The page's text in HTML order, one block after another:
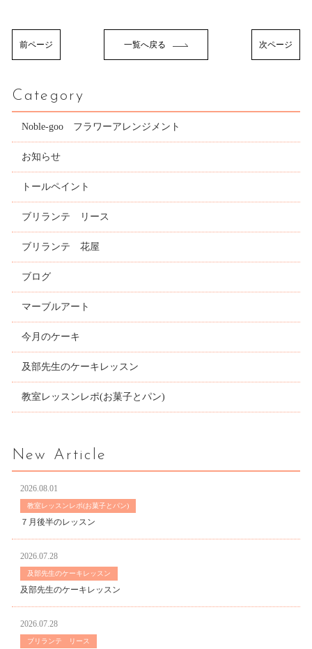
前ページ 一覧へ戻る 次ページ
Category
Noble-goo フラワーアレンジメント
お知らせ
トールペイント
ブリランテ リース
ブリランテ 花屋
ブログ
マーブルアート
今月のケーキ
及部先生のケーキレッスン
教室レッスンレポ(お菓子とパン)
New Article
2026.08.01
教室レッスンレポ(お菓子とパン)
７月後半のレッスン
2026.07.28
及部先生のケーキレッスン
及部先生のケーキレッスン
2026.07.28
ブリランテ リース